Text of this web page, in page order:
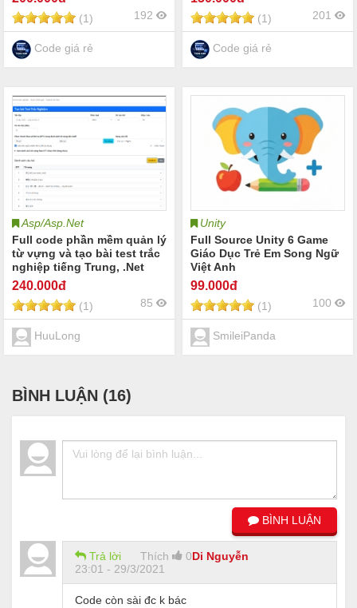
kiến trúc nhà thầu thi công
và doanh nghiệp kinh
doanh bất động sản
(1) 192
Code giá rẻ
phòng gym trung tâm thể
hình gym yoga fitness
center và câu lạc bộ thể
thao
(1) 201
Code giá rẻ
Asp/Asp.Net
Full code phần mềm quản lý
từ vựng và tạo bài test trắc
nghiệp tiếng Trung, .Net
MVC + PostgresSql
240.000đ
(1) 85
HuuLong
Unity
Full Source Unity 6 Game
Giáo Dục Trẻ Em Song Ngữ
Việt Anh
99.000đ
(1) 100
SmileiPanda
BÌNH LUẬN (16)
BÌNH LUẬN
Di Nguyễn
Trả lời Thích
0
23:01 - 29/3/2021
Code còn sài đc k bác